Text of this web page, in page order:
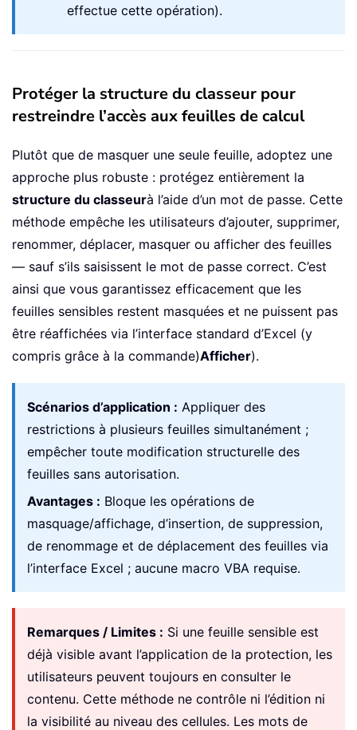
effectue cette opération).
Protéger la structure du classeur pour
restreindre l’accès aux feuilles de calcul
Plutôt que de masquer une seule feuille, adoptez une
approche plus robuste : protégez entièrement la
structure du classeurà l’aide d’un mot de passe. Cette
méthode empêche les utilisateurs d’ajouter, supprimer,
renommer, déplacer, masquer ou afficher des feuilles
— sauf s’ils saisissent le mot de passe correct. C’est
ainsi que vous garantissez efficacement que les
feuilles sensibles restent masquées et ne puissent pas
être réaffichées via l’interface standard d’Excel (y
compris grâce à la commande)Afficher).
Scénarios d’application : Appliquer des
restrictions à plusieurs feuilles simultanément ;
empêcher toute modification structurelle des
feuilles sans autorisation.
Avantages : Bloque les opérations de
masquage/affichage, d’insertion, de suppression,
de renommage et de déplacement des feuilles via
l’interface Excel ; aucune macro VBA requise.
Remarques / Limites : Si une feuille sensible est
déjà visible avant l’application de la protection, les
utilisateurs peuvent toujours en consulter le
contenu. Cette méthode ne contrôle ni l’édition ni
la visibilité au niveau des cellules. Les mots de